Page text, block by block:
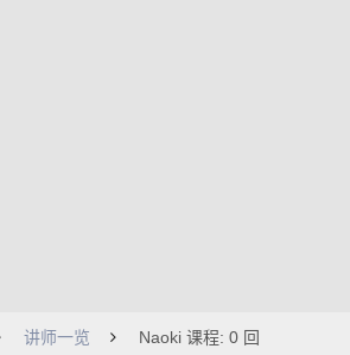
讲师一览 Naoki 课程: 0 回